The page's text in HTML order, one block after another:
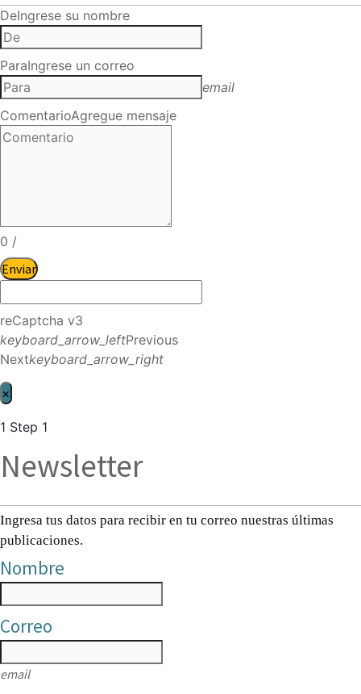
DeIngrese su nombre
ParaIngrese un correo
email
ComentarioAgregue mensaje
0 /
Enviar
reCaptcha v3
keyboard_arrow_leftPrevious
Nextkeyboard_arrow_right
×
1 Step 1
Newsletter
Ingresa tus datos para recibir en tu correo nuestras últimas
publicaciones.
Nombre
Correo
email